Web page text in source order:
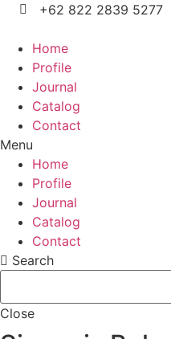
Skip
content
+62 822 2839 5277
Home
Profile
Journal
Catalog
Contact
Menu
Home
Profile
Journal
Catalog
Contact
Search
Close